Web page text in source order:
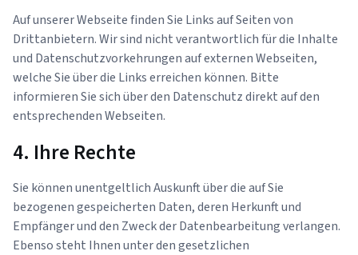
Auf unserer Webseite finden Sie Links auf Seiten von
Drittanbietern. Wir sind nicht verantwortlich für die Inhalte
und Datenschutzvorkehrungen auf externen Webseiten,
welche Sie über die Links erreichen können. Bitte
informieren Sie sich über den Datenschutz direkt auf den
entsprechenden Webseiten.
4. Ihre Rechte
Sie können unentgeltlich Auskunft über die auf Sie
bezogenen gespeicherten Daten, deren Herkunft und
Empfänger und den Zweck der Datenbearbeitung verlangen.
Ebenso steht Ihnen unter den gesetzlichen